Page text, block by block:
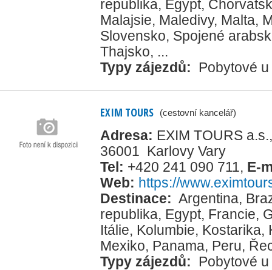
republika, Egypt,
Malajsie, Maledivy, Malta,
Slovensko, Spojené
Thajsko, ...
Typy zájezdů:
Pobytové
EXIM TOURS (cestovní kancelář)
Adresa: EXIM TOURS
36001 Karlovy Vary
Tel: +420 241 090 711, E-
Web: https://
Destinace: Argentina,
republika, Egypt, Francie,
Itálie, Kolumbie, Kostarika,
Mexiko, Panama, Peru,
Typy zájezdů:
Pobytové